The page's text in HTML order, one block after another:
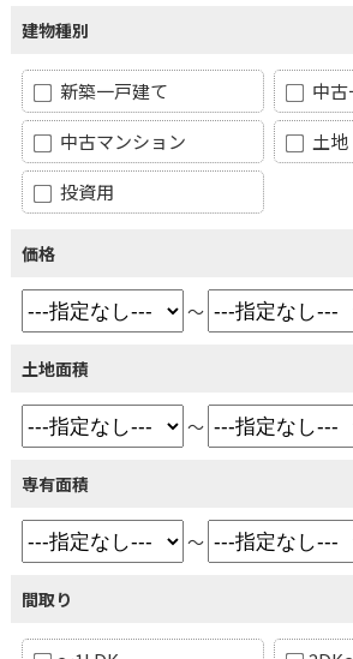
建物種別
新築一戸建て
中
中古マンション
土地
投資用
価格
～
土地面積
～
専有面積
～
間取り